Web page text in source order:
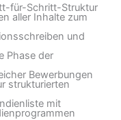
für-Schritt-Struktur
aller Inhalte zum
und
Phase der
Bewerbungen
strukturierten
mit